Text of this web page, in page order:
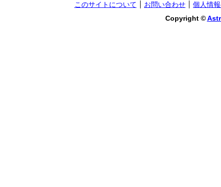
このサイトについて お問い合わせ
個人情
Copyright ©